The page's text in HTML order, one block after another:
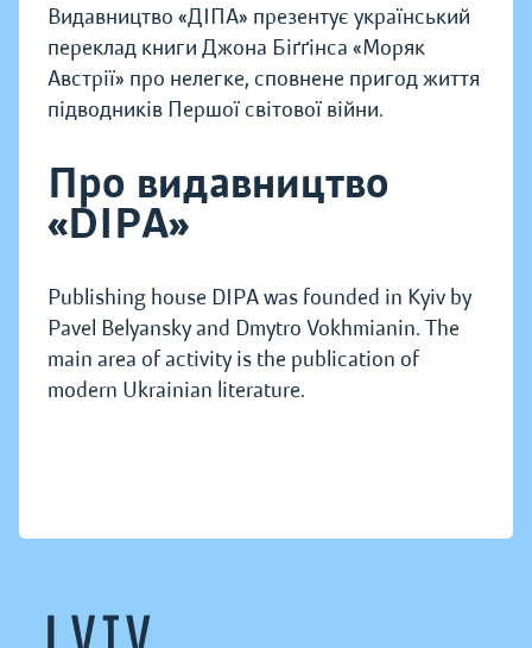
Видавництво «ДІПА» презентує український
переклад книги Джона Біґґінса «Моряк
Австрії» про нелегке, сповнене пригод життя
підводників Першої світової війни.
Про видавництво
«DIPA»
Publishing house DIPA was founded in Kyiv by
Pavel Belyansky and Dmytro Vokhmianin. The
main area of activity is the publication of
modern Ukrainian literature.